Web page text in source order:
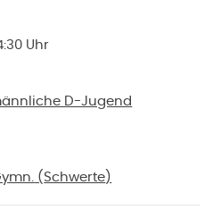
Uhr
D-Jugend
( Schwerte )